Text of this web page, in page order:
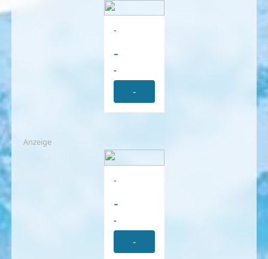
-
-
-
-
Anzeige
-
-
-
-